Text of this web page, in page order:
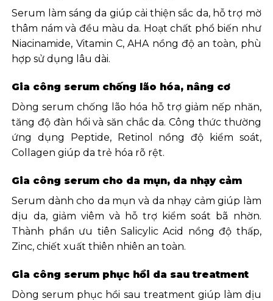
Serum làm sáng da giúp cải thiện sắc da, hỗ trợ mờ
thâm nám và đều màu da. Hoạt chất phổ biến như
Niacinamide, Vitamin C, AHA nồng độ an toàn, phù
hợp sử dụng lâu dài.
Gia công serum chống lão hóa, nâng cơ
Dòng serum chống lão hóa hỗ trợ giảm nếp nhăn,
tăng độ đàn hồi và săn chắc da. Công thức thường
ứng dụng Peptide, Retinol nồng độ kiểm soát,
Collagen giúp da trẻ hóa rõ rệt.
Gia công serum cho da mụn, da nhạy cảm
Serum dành cho da mụn và da nhạy cảm giúp làm
dịu da, giảm viêm và hỗ trợ kiểm soát bã nhờn.
Thành phần ưu tiên Salicylic Acid nồng độ thấp,
Zinc, chiết xuất thiên nhiên an toàn.
Gia công serum phục hồi da sau treatment
Dòng serum phục hồi sau treatment giúp làm dịu